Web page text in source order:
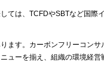
ては、TCFDやSBTなど国際
ます。カーボンフリーコンサ
ューを揃え、組織の環境経